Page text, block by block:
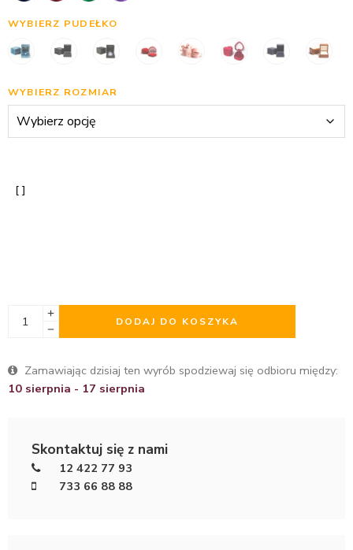
WYBIERZ PUDEŁKO
WYBIERZ ROZMIAR
DODAJ DO KOSZYKA
Zamawiając dzisiaj ten wyrób spodziewaj się odbioru między:
10 sierpnia - 17 sierpnia
Skontaktuj się z nami
12 422 77 93
733 66 88 88